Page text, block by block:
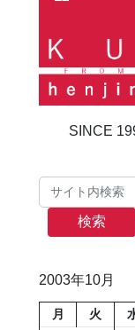
検索
2003年10月
月 火